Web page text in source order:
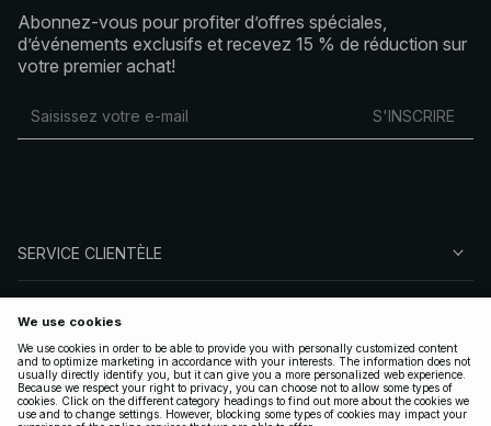
Abonnez-vous pour profiter d’offres spéciales,
d’événements exclusifs et recevez 15 % de réduction sur
votre premier achat!
S'INSCRIRE
SERVICE CLIENTÈLE
SUIVEZ-NOUS
LÉGAL